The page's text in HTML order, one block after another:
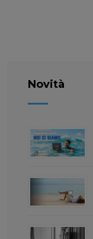
Novità